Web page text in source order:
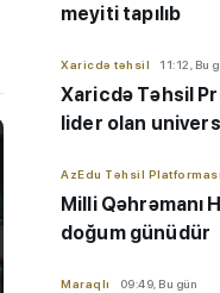
meyiti tapılıb
Xaricdə təhsil 11:12, Bu
Xaricdə Təhsil
lider olan
AzEdu Təhsil Platforması
Milli Qəhrəmanı
doğum günüdür
Maraqlı 09:49, Bu gün